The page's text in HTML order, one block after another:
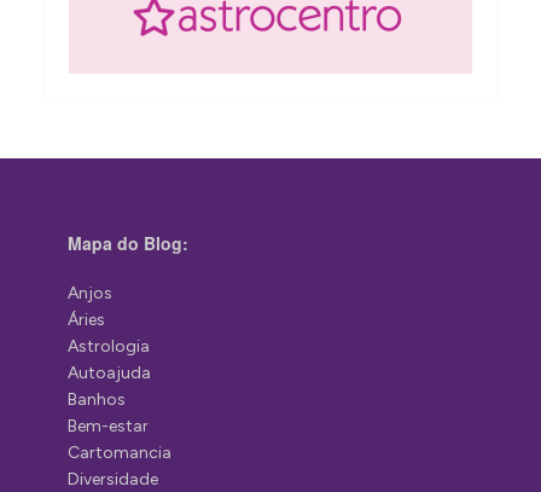
Mapa do Blog:
Anjos
Áries
Astrologia
Autoajuda
Banhos
Bem-estar
Cartomancia
Diversidade